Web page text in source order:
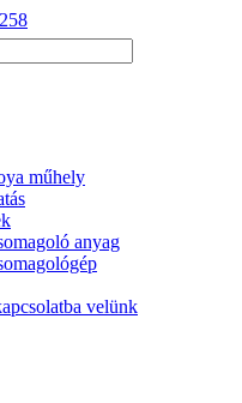
műhely
anyag
velünk